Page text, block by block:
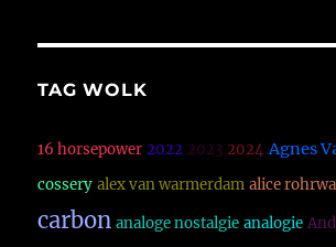
TAG WOLK
16 horsepower 2022 2023 2024 Agnes
cossery alex van warmerdam alice
carbon analoge nostalgie analogie